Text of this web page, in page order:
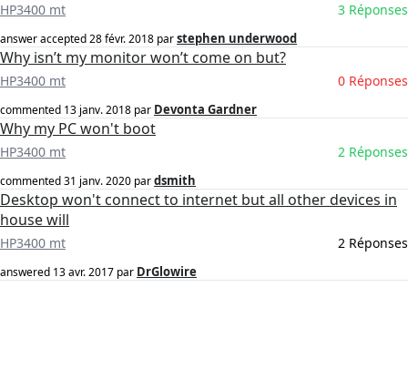
HP3400 mt 3 Réponses
answer accepted28 févr. 2018 parstephen underwood
Why isn’t my monitor won’t come on but?
HP3400 mt 0 Réponses
commented 13 janv. 2018 par Devonta Gardner
Why my PC won't boot
HP3400 mt 2 Réponses
commented31 janv. 2020 pardsmith
Desktop won't connect to internet but all other devices in
house will
HP3400 mt 2 Réponses
answered 13 avr. 2017 par DrGlowire